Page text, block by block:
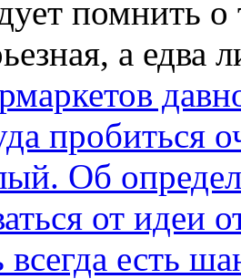
помнить
а едва
пробиться
Об
от идеи
всегда есть